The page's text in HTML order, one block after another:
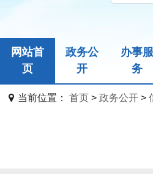
网站首
页
政务公
开
办事服
务
当前位置： 首页> 政务公开>